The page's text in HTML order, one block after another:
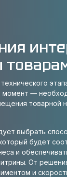
момент —
товарной
выбрать
будет
и
От
и